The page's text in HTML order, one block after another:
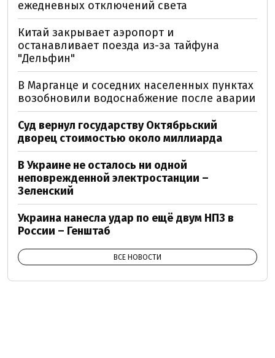
ежедневных отключений света
Китай закрывает аэропорт и
останавливает поезда из-за тайфуна
"Дельфин"
В Марганце и соседних населенных пунктах
возобновили водоснабжение после аварии
Суд вернул государству Октябрьский
дворец стоимостью около миллиарда
В Украине не осталось ни одной
неповрежденной электростанции –
Зеленский
Украина нанесла удар по ещё двум НПЗ в
России – Генштаб
ВСЕ НОВОСТИ